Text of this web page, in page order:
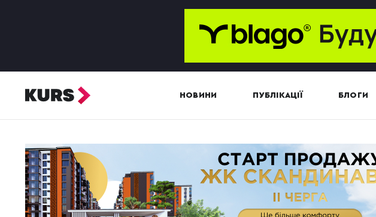
НОВИНИ ПУБЛІКАЦІЇ БЛОГИ